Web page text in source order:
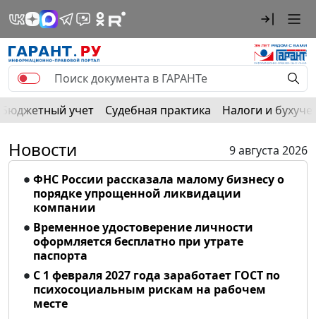
Бюджетный учет Судебная практика Налоги и
Новости
9 августа 2026
ФНС России рассказала малому бизнесу о
порядке упрощенной ликвидации
компании
Временное удостоверение личности
оформляется бесплатно при утрате
паспорта
С 1 февраля 2027 года заработает ГОСТ по
психосоциальным рискам на рабочем
месте